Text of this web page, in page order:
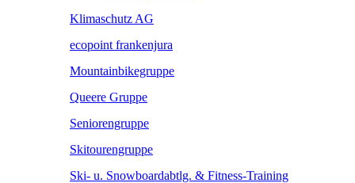
Klimaschutz AG
ecopoint frankenjura
Mountainbikegruppe
Queere Gruppe
Seniorengruppe
Skitourengruppe
Ski- u. Snowboardabtlg. & Fitness-Training